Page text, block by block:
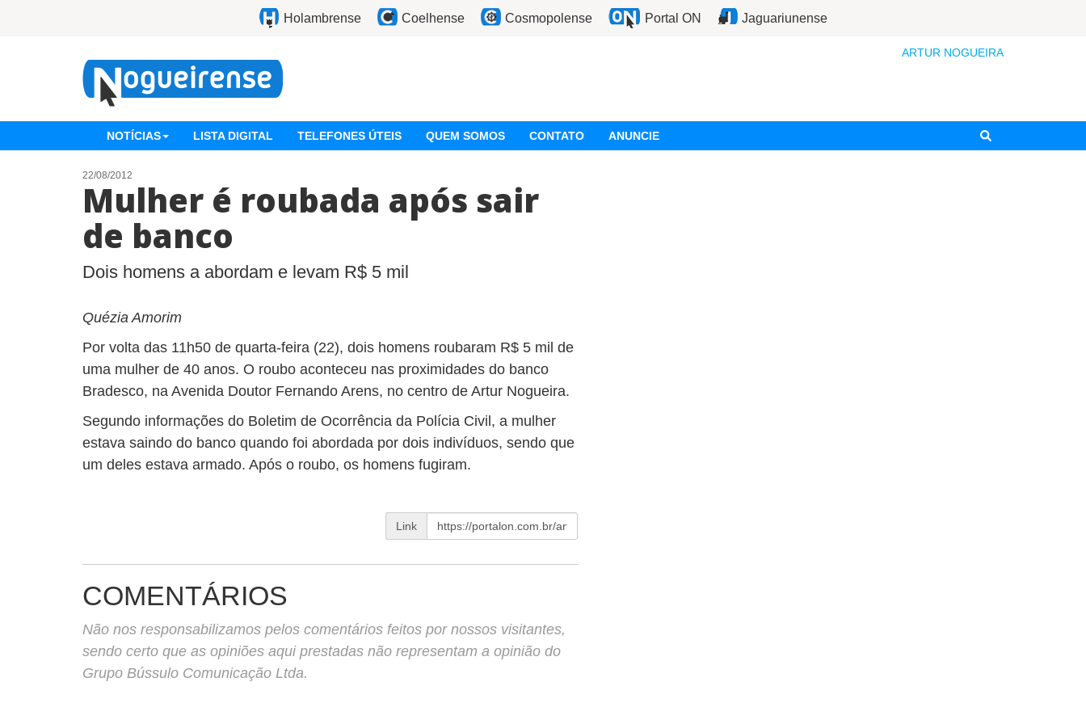
Holambrense Coelhense Cosmopolense Portal ON Jaguariunense
ARTUR NOGUEIRA
NOTÍCIAS LISTA DIGITAL TELEFONES ÚTEIS QUEM SOMOS CONTATO ANUNCIE
22/08/2012
Mulher é roubada após sair
de banco
Dois homens a abordam e levam R$ 5 mil
Quézia Amorim
Por volta das 11h50 de quarta-feira (22), dois homens roubaram R$ 5 mil de
uma mulher de 40 anos. O roubo aconteceu nas proximidades do banco
Bradesco, na Avenida Doutor Fernando Arens, no centro de Artur Nogueira.
Segundo informações do Boletim de Ocorrência da Polícia Civil, a mulher
estava saindo do banco quando foi abordada por dois indivíduos, sendo que
um deles estava armado. Após o roubo, os homens fugiram.
Link
COMENTÁRIOS
Não nos responsabilizamos pelos comentários feitos por nossos visitantes,
sendo certo que as opiniões aqui prestadas não representam a opinião do
Grupo Bússulo Comunicação Ltda.